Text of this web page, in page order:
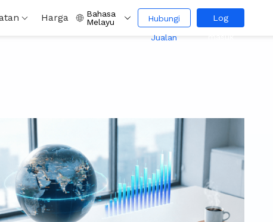
Harga
Bahasa
Melayu
Hubungi
Jualan
Log